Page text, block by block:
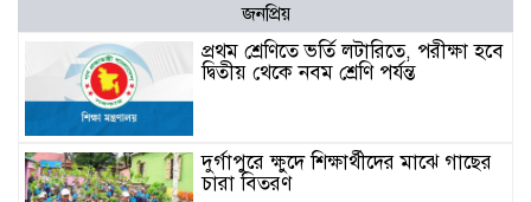
জনপ্রিয়
প্রথম শ্রেণিতে ভর্তি লটারিতে, পরীক্ষা হবে
দ্বিতীয় থেকে নবম শ্রেণি পর্যন্ত
দুর্গাপুরে ক্ষুদে শিক্ষার্থীদের মাঝে গাছের
চারা বিতরণ